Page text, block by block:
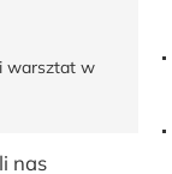
warsztat w
nas